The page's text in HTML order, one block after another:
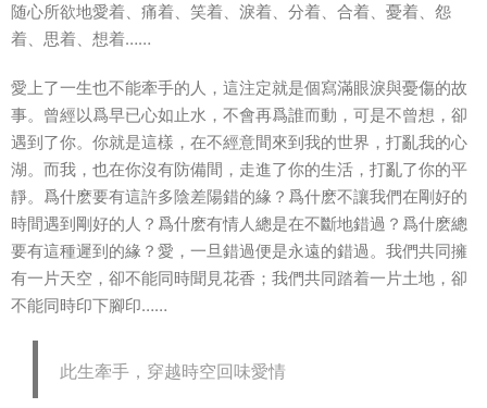
随心所欲地愛着、痛着、笑着、淚着、分着、合着、憂着、怨
着、思着、想着……
愛上了一生也不能牽手的人，這注定就是個寫滿眼淚與憂傷的故
事。曾經以爲早已心如止水，不會再爲誰而動，可是不曾想，卻
遇到了你。你就是這樣，在不經意間來到我的世界，打亂我的心
湖。而我，也在你沒有防備間，走進了你的生活，打亂了你的平
靜。爲什麽要有這許多陰差陽錯的緣？爲什麽不讓我們在剛好的
時間遇到剛好的人？爲什麽有情人總是在不斷地錯過？爲什麽總
要有這種遲到的緣？愛，一旦錯過便是永遠的錯過。我們共同擁
有一片天空，卻不能同時聞見花香；我們共同踏着一片土地，卻
不能同時印下腳印……
此生牽手，穿越時空回味愛情